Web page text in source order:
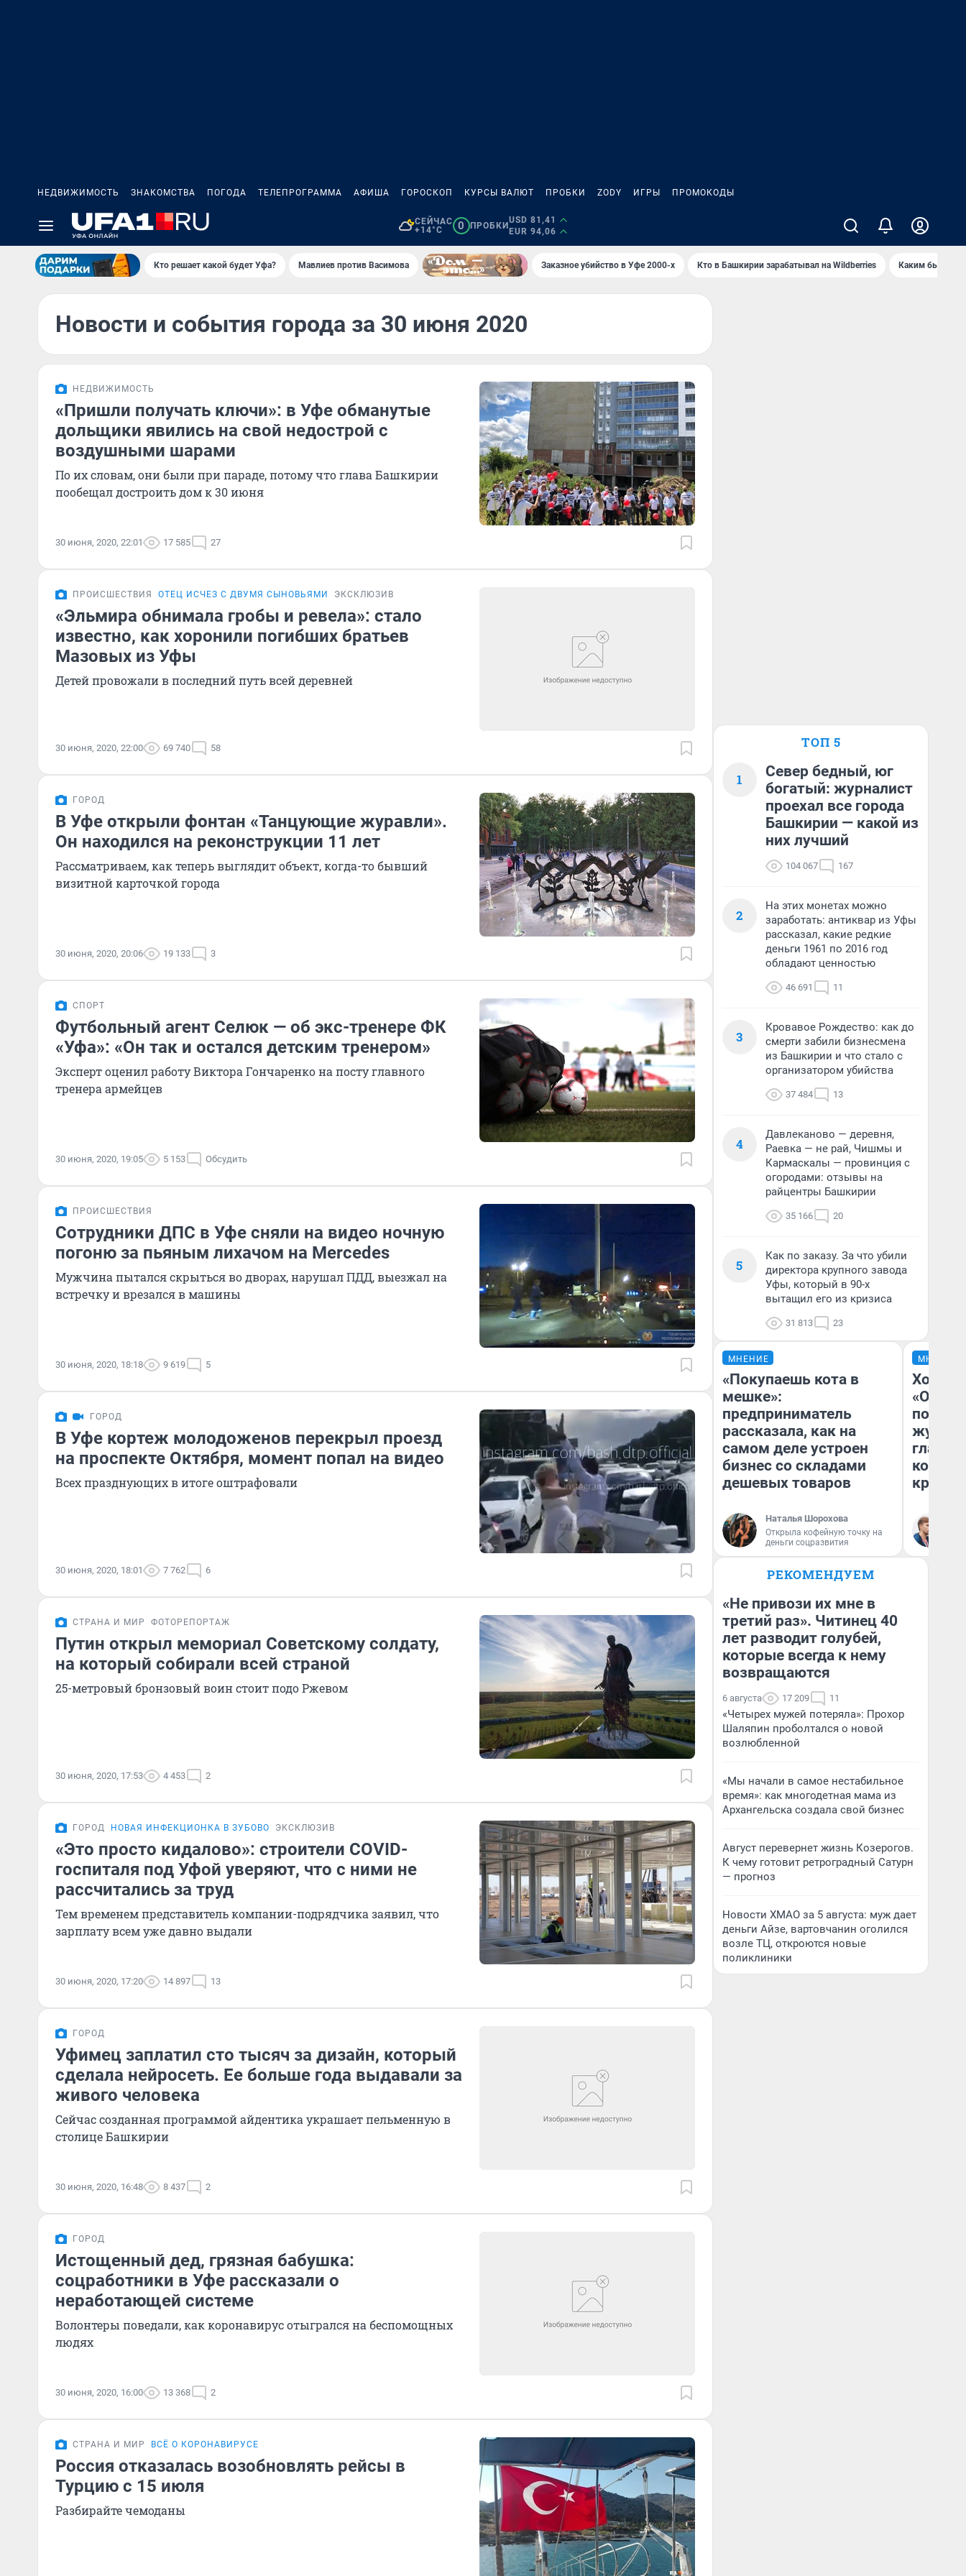
НЕДВИЖИМОСТЬ ЗНАКОМСТВА ПОГОДА ТЕЛЕПРОГРАММА АФИША ГОРОСКОП КУРСЫ ВАЛЮТ ПРОБКИ ZODY ИГРЫ ПРОМОКОДЫ
СЕЙЧАС
+14°C
0 ПРОБКИ
USD 81,41
EUR 94,06
Кто решает какой будет Уфа? Мавлиев против Васимова Заказное убийство в Уфе 2000-х Кто в Башкирии зарабатывал на Wildberries Каким было
Новости и события города за 30 июня 2020
НЕДВИЖИМОСТЬ
«Пришли получать ключи»: в Уфе обманутые
дольщики явились на свой недострой с
воздушными шарами
По их словам, они были при параде, потому что глава Башкирии
пообещал достроить дом к 30 июня
30 июня, 2020, 22:01 17 585 27
ПРОИСШЕСТВИЯ ОТЕЦ ИСЧЕЗ С ДВУМЯ СЫНОВЬЯМИ ЭКСКЛЮЗИВ
«Эльмира обнимала гробы и ревела»: стало
известно, как хоронили погибших братьев
Мазовых из Уфы
Детей провожали в последний путь всей деревней
30 июня, 2020, 22:00 69 740 58
ГОРОД
В Уфе открыли фонтан «Танцующие журавли».
Он находился на реконструкции 11 лет
Рассматриваем, как теперь выглядит объект, когда-то бывший
визитной карточкой города
30 июня, 2020, 20:06 19 133 3
СПОРТ
Футбольный агент Селюк — об экс-тренере ФК
«Уфа»: «Он так и остался детским тренером»
Эксперт оценил работу Виктора Гончаренко на посту главного
тренера армейцев
30 июня, 2020, 19:05 5 153 Обсудить
ПРОИСШЕСТВИЯ
Сотрудники ДПС в Уфе сняли на видео ночную
погоню за пьяным лихачом на Mercedes
Мужчина пытался скрыться во дворах, нарушал ПДД, выезжал на
встречку и врезался в машины
30 июня, 2020, 18:18 9 619 5
ГОРОД
В Уфе кортеж молодоженов перекрыл проезд
на проспекте Октября, момент попал на видео
Всех празднующих в итоге оштрафовали
30 июня, 2020, 18:01 7 762 6
СТРАНА И МИР ФОТОРЕПОРТАЖ
Путин открыл мемориал Советскому солдату,
на который собирали всей страной
25-метровый бронзовый воин стоит подо Ржевом
30 июня, 2020, 17:53 4 453 2
ГОРОД НОВАЯ ИНФЕКЦИОНКА В ЗУБОВО ЭКСКЛЮЗИВ
«Это просто кидалово»: строители COVID-
госпиталя под Уфой уверяют, что с ними не
рассчитались за труд
Тем временем представитель компании-подрядчика заявил, что
зарплату всем уже давно выдали
30 июня, 2020, 17:20 14 897 13
ГОРОД
Уфимец заплатил сто тысяч за дизайн, который
сделала нейросеть. Ее больше года выдавали за
живого человека
Сейчас созданная программой айдентика украшает пельменную в
столице Башкирии
30 июня, 2020, 16:48 8 437 2
ГОРОД
Истощенный дед, грязная бабушка:
соцработники в Уфе рассказали о
неработающей системе
Волонтеры поведали, как коронавирус отыгрался на беспомощных
людях
30 июня, 2020, 16:00 13 368 2
СТРАНА И МИР ВСЁ О КОРОНАВИРУСЕ
Россия отказалась возобновлять рейсы в
Турцию с 15 июля
Разбирайте чемоданы
ТОП 5
1
Север бедный, юг
богатый: журналист
проехал все города
Башкирии — какой из
них лучший
104 067 167
2
На этих монетах можно
заработать: антиквар из Уфы
рассказал, какие редкие
деньги 1961 по 2016 год
обладают ценностью
46 691 11
3
Кровавое Рождество: как до
смерти забили бизнесмена
из Башкирии и что стало с
организатором убийства
37 484 13
4
Давлеканово — деревня,
Раевка — не рай, Чишмы и
Кармаскалы — провинция с
огородами: отзывы на
райцентры Башкирии
35 166 20
5
Как по заказу. За что убили
директора крупного завода
Уфы, который в 90-х
вытащил его из кризиса
31 813 23
МНЕНИЕ
«Покупаешь кота в
мешке»:
предприниматель
рассказала, как на
самом деле устроен
бизнес со складами
дешевых товаров
Наталья Шорохова
Открыла кофейную точку на
деньги соцразвития
МНЕНИЕ
Хоть
РЕКОМЕНДУЕМ
«Не привози их мне в
третий раз». Читинец 40
лет разводит голубей,
которые всегда к нему
возвращаются
6 августа 17 209 11
«Четырех мужей потеряла»: Прохор
Шаляпин проболтался о новой
возлюбленной
«Мы начали в самое нестабильное
время»: как многодетная мама из
Архангельска создала свой бизнес
Август перевернет жизнь Козерогов.
К чему готовит ретроградный Сатурн
— прогноз
Новости ХМАО за 5 августа: муж дает
деньги Айзе, вартовчанин оголился
возле ТЦ, откроются новые
поликлиники